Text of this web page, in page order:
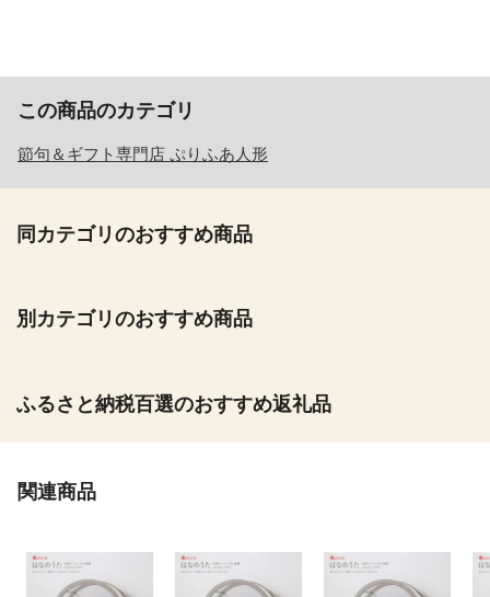
この商品のカテゴリ
節句＆ギフト専門店 ぷりふあ人形
同カテゴリのおすすめ商品
別カテゴリのおすすめ商品
ふるさと納税百選のおすすめ返礼品
関連商品